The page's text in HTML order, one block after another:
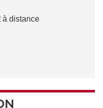
à distance